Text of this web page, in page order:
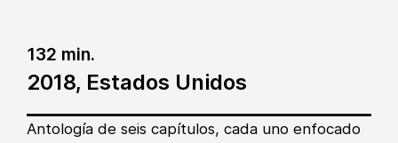
2018, Estados Unidos
132 min.
Antología de seis capítulos, cada uno enfocado